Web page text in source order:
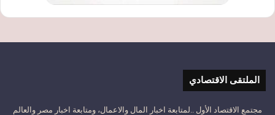
الملتقى الاقتصادي
مجتمع الاقتصاد الأول ..لمتابعة اخبار المال والاعمال، ومتابعة اخبار مصر والعالم